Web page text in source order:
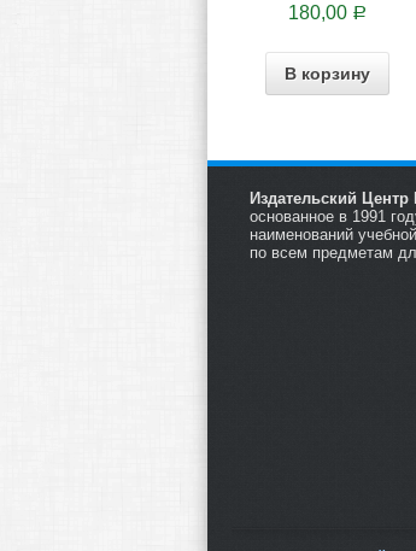
180,00 Р
В корзину
Издательский
основанное в 1991
наименований
по всем предметам